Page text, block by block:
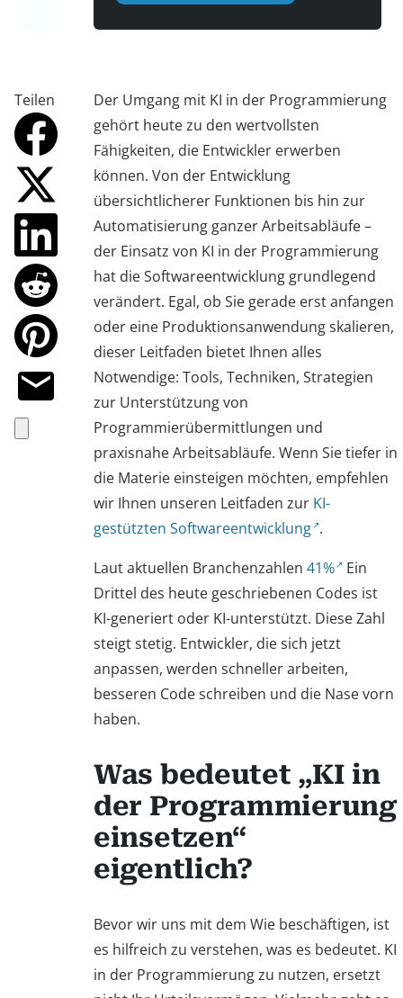
Teilen
Der Umgang mit KI in der Programmierung
gehört heute zu den wertvollsten
Fähigkeiten, die Entwickler erwerben
können. Von der Entwicklung
übersichtlicherer Funktionen bis hin zur
Automatisierung ganzer Arbeitsabläufe –
der Einsatz von KI in der Programmierung
hat die Softwareentwicklung grundlegend
verändert. Egal, ob Sie gerade erst anfangen
oder eine Produktionsanwendung skalieren,
dieser Leitfaden bietet Ihnen alles
Notwendige: Tools, Techniken, Strategien
zur Unterstützung von
Programmierübermittlungen und
praxisnahe Arbeitsabläufe. Wenn Sie tiefer in
die Materie einsteigen möchten, empfehlen
wir Ihnen unseren Leitfaden zur KI-
gestützten Softwareentwicklung .
Laut aktuellen Branchenzahlen 41%
Ein
Drittel des heute geschriebenen Codes ist
KI-generiert oder KI-unterstützt. Diese Zahl
steigt stetig. Entwickler, die sich jetzt
anpassen, werden schneller arbeiten,
besseren Code schreiben und die Nase vorn
haben.
Was bedeutet „KI in
der Programmierung
einsetzen“
eigentlich?
Bevor wir uns mit dem Wie beschäftigen, ist
es hilfreich zu verstehen, was es bedeutet. KI
in der Programmierung zu nutzen, ersetzt